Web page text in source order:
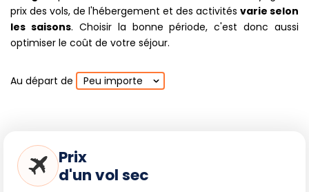
prix des vols, de l'hébergement et des activités varie selon
les saisons. Choisir la bonne période, c'est donc aussi
optimiser le coût de votre séjour.
Au départ de Peu importe
Prix
d'un vol sec